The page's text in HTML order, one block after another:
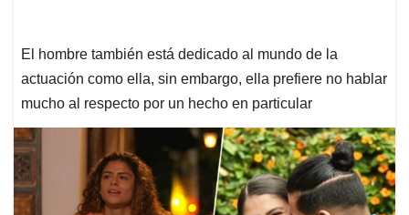
El hombre también está dedicado al mundo de la
actuación como ella, sin embargo, ella prefiere no hablar
mucho al respecto por un hecho en particular